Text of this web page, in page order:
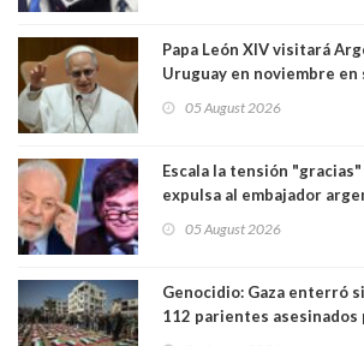
Papa León XIV visitará
Uruguay en noviembre
05 August 2026
Escala la tensión
expulsa al embajador
trasandino
05 August 2026
Genocidio: Gaza enterró
112 parientes asesinados